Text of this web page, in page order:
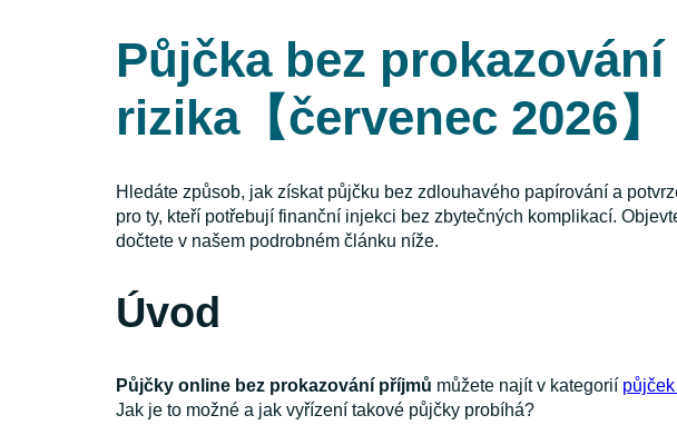
Půjčka bez
rizika【červenec 2026】
Hledáte způsob, jak získat půjčku bez zdlouhavého papírování a
pro ty, kteří potřebují finanční injekci bez zbytečných komplikací.
dočtete v našem podrobném článku níže.
Úvod
Půjčky online bez prokazování příjmů můžete najít v kategorií
Jak je to možné a jak vyřízení takové půjčky probíhá?